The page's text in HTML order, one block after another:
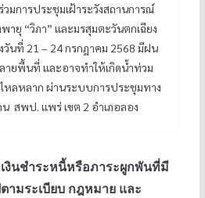
วมการประชุมเฝ้าระวังสถานการณ์
ยุ “วิภา” และมรสุมตะวันตกเฉียง
วันที่ 21 – 24 กรกฎาคม 2568 มีฝน
ยพื้นที่ และอาจทำให้เกิดน้ำท่วม
ลหลาก ผ่านระบบการประชุมทาง
สพป. แพร่ เขต 2 อำเภอลอง
งินชำระหนี้หรือภาระผูกพันที่มี
ามระเบียบ กฎหมาย และ